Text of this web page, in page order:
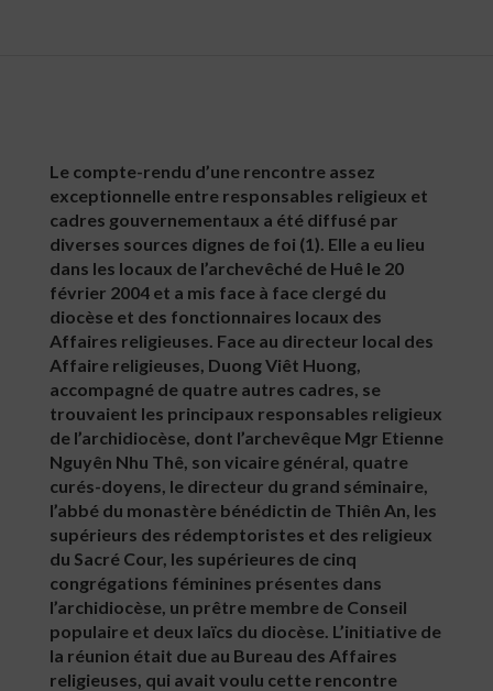
Le compte-rendu d’une rencontre assez
exceptionnelle entre responsables religieux et
cadres gouvernementaux a été diffusé par
diverses sources dignes de foi (1). Elle a eu lieu
dans les locaux de l’archevêché de Huê le 20
février 2004 et a mis face à face clergé du
diocèse et des fonctionnaires locaux des
Affaires religieuses. Face au directeur local des
Affaire religieuses, Duong Viêt Huong,
accompagné de quatre autres cadres, se
trouvaient les principaux responsables religieux
de l’archidiocèse, dont l’archevêque Mgr Etienne
Nguyên Nhu Thê, son vicaire général, quatre
curés-doyens, le directeur du grand séminaire,
l’abbé du monastère bénédictin de Thiên An, les
supérieurs des rédemptoristes et des religieux
du Sacré Cour, les supérieures de cinq
congrégations féminines présentes dans
l’archidiocèse, un prêtre membre de Conseil
populaire et deux laïcs du diocèse. L’initiative de
la réunion était due au Bureau des Affaires
religieuses, qui avait voulu cette rencontre